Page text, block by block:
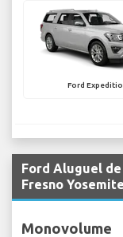
Ford
Ford Aluguel
Fresno
Monovolume